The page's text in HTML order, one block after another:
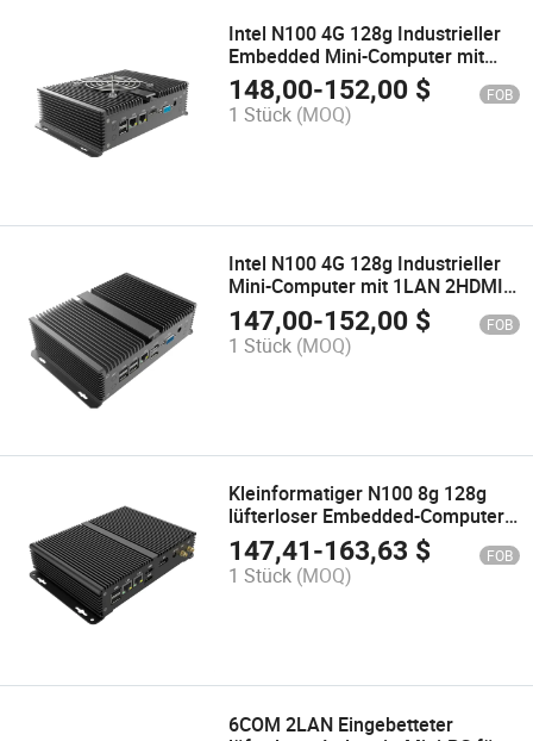
Intel N100 4G 128g Industrieller
Embedded Mini-Computer mit
2LAN 1HDMI 1VGA 2COM 6USB
148,00-152,00 $ FOB
1 Stück (MOQ)
Intel N100 4G 128g Industrieller
Mini-Computer mit 1LAN 2HDMI
1VGA 2COM 8USB
147,00-152,00 $ FOB
1 Stück (MOQ)
Kleinformatiger N100 8g 128g
lüfterloser Embedded-Computer
mit 2LAN 2HDMI 1dp 2COM 6USB
für IIoT
147,41-163,63 $ FOB
1 Stück (MOQ)
6COM 2LAN Eingebetteter